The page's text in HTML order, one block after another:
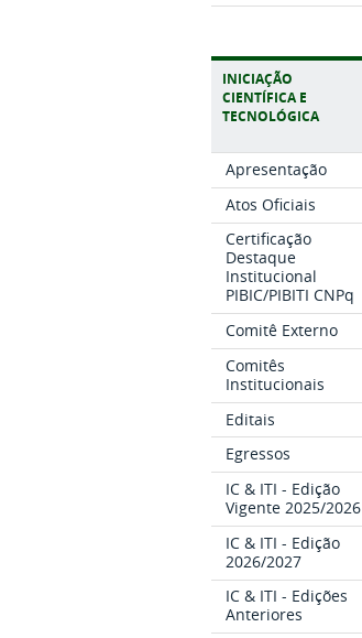
INICIAÇÃO
CIENTÍFICA E
TECNOLÓGICA
Apresentação
Atos Oficiais
Certificação
Destaque
Institucional
PIBIC/PIBITI CNPq
Comitê Externo
Comitês
Institucionais
Editais
Egressos
IC & ITI - Edição
Vigente 2025/2026
IC & ITI - Edição
2026/2027
IC & ITI - Edições
Anteriores